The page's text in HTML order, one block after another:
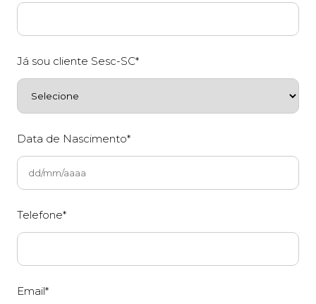
Já sou cliente Sesc-SC*
Data de Nascimento*
Telefone*
Email*